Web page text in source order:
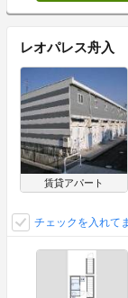
レオパレス舟入
賃貸アパート
チェックを入れて